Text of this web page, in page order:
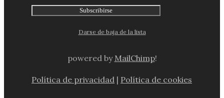
Darse de baja de la lista
powered by MailChimp!
Política de privacidad | Política de cookies